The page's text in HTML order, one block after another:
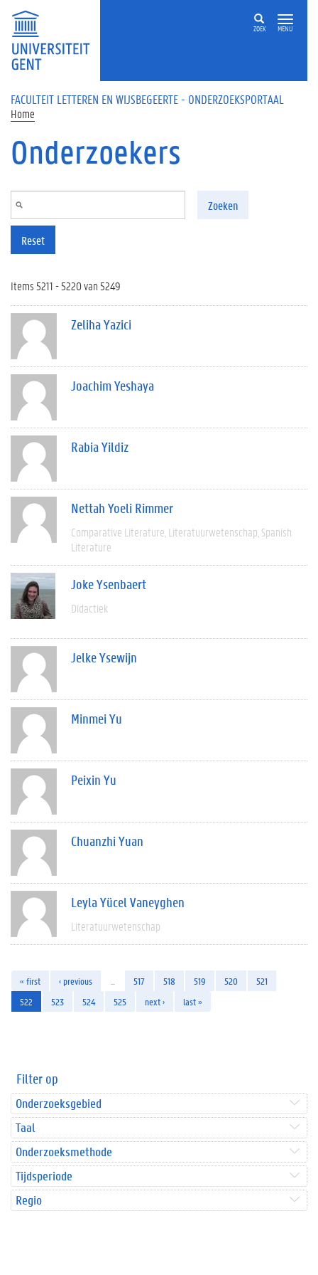
Overslaan en naar de inhoud gaan
ZOEK MENU
FACULTEIT LETTEREN EN WIJSBEGEERTE - ONDERZOEKSPORTAAL
Home
Onderzoekers
Zoeken
Reset
Items 5211 - 5220 van 5249
Zeliha Yazici
Joachim Yeshaya
Rabia Yildiz
Nettah Yoeli Rimmer
Comparative Literature Literatuurwetenschap Spanish
Literature
Joke Ysenbaert
Didactiek
Jelke Ysewijn
Minmei Yu
Peixin Yu
Chuanzhi Yuan
Leyla Yücel Vaneyghen
Literatuurwetenschap
« first ‹ previous 517 518 519 520
521
522
523 524 525 next › last »
Filter op
Onderzoeksgebied
Taal
Onderzoeksmethode
Tijdsperiode
Regio